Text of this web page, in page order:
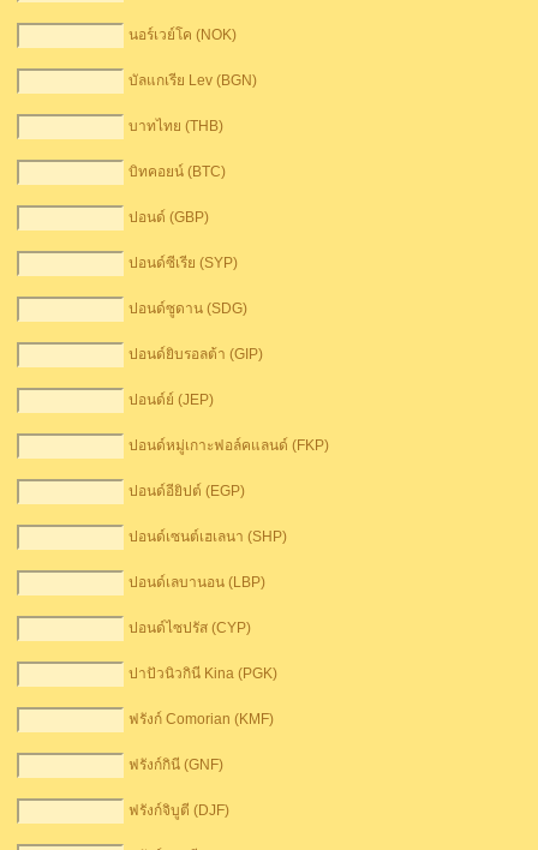
นอร์เวย์โค (NOK)
บัลแกเรีย Lev (BGN)
บาทไทย (THB)
บิทคอยน์ (BTC)
ปอนด์ (GBP)
ปอนด์ซีเรีย (SYP)
ปอนด์ซูดาน (SDG)
ปอนด์ยิบรอลต้า (GIP)
ปอนด์ย์ (JEP)
ปอนด์หมู่เกาะฟอล์คแลนด์ (FKP)
ปอนด์อียิปต์ (EGP)
ปอนด์เซนต์เฮเลนา (SHP)
ปอนด์เลบานอน (LBP)
ปอนด์ไซปรัส (CYP)
ปาปัวนิวกินี Kina (PGK)
ฟรังก์ Comorian (KMF)
ฟรังก์กินี (GNF)
ฟรังก์จิบูตี (DJF)